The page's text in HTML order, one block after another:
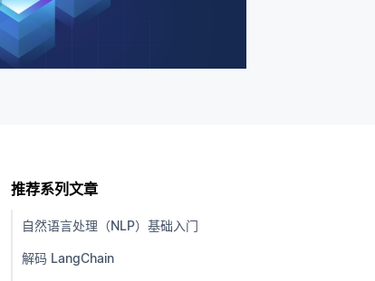
推荐系列文章
自然语言处理（NLP）基础入门
解码 LangChain